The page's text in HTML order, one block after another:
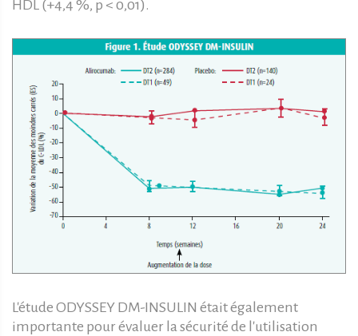
HDL (+4,4 %, p < 0,01).
L'étude ODYSSEY DM-INSULIN était également
importante pour évaluer la sécurité de l'utilisation